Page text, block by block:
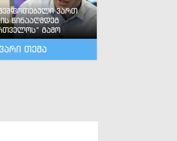
ვართ
წინააღმდეგ
გამო
თემა